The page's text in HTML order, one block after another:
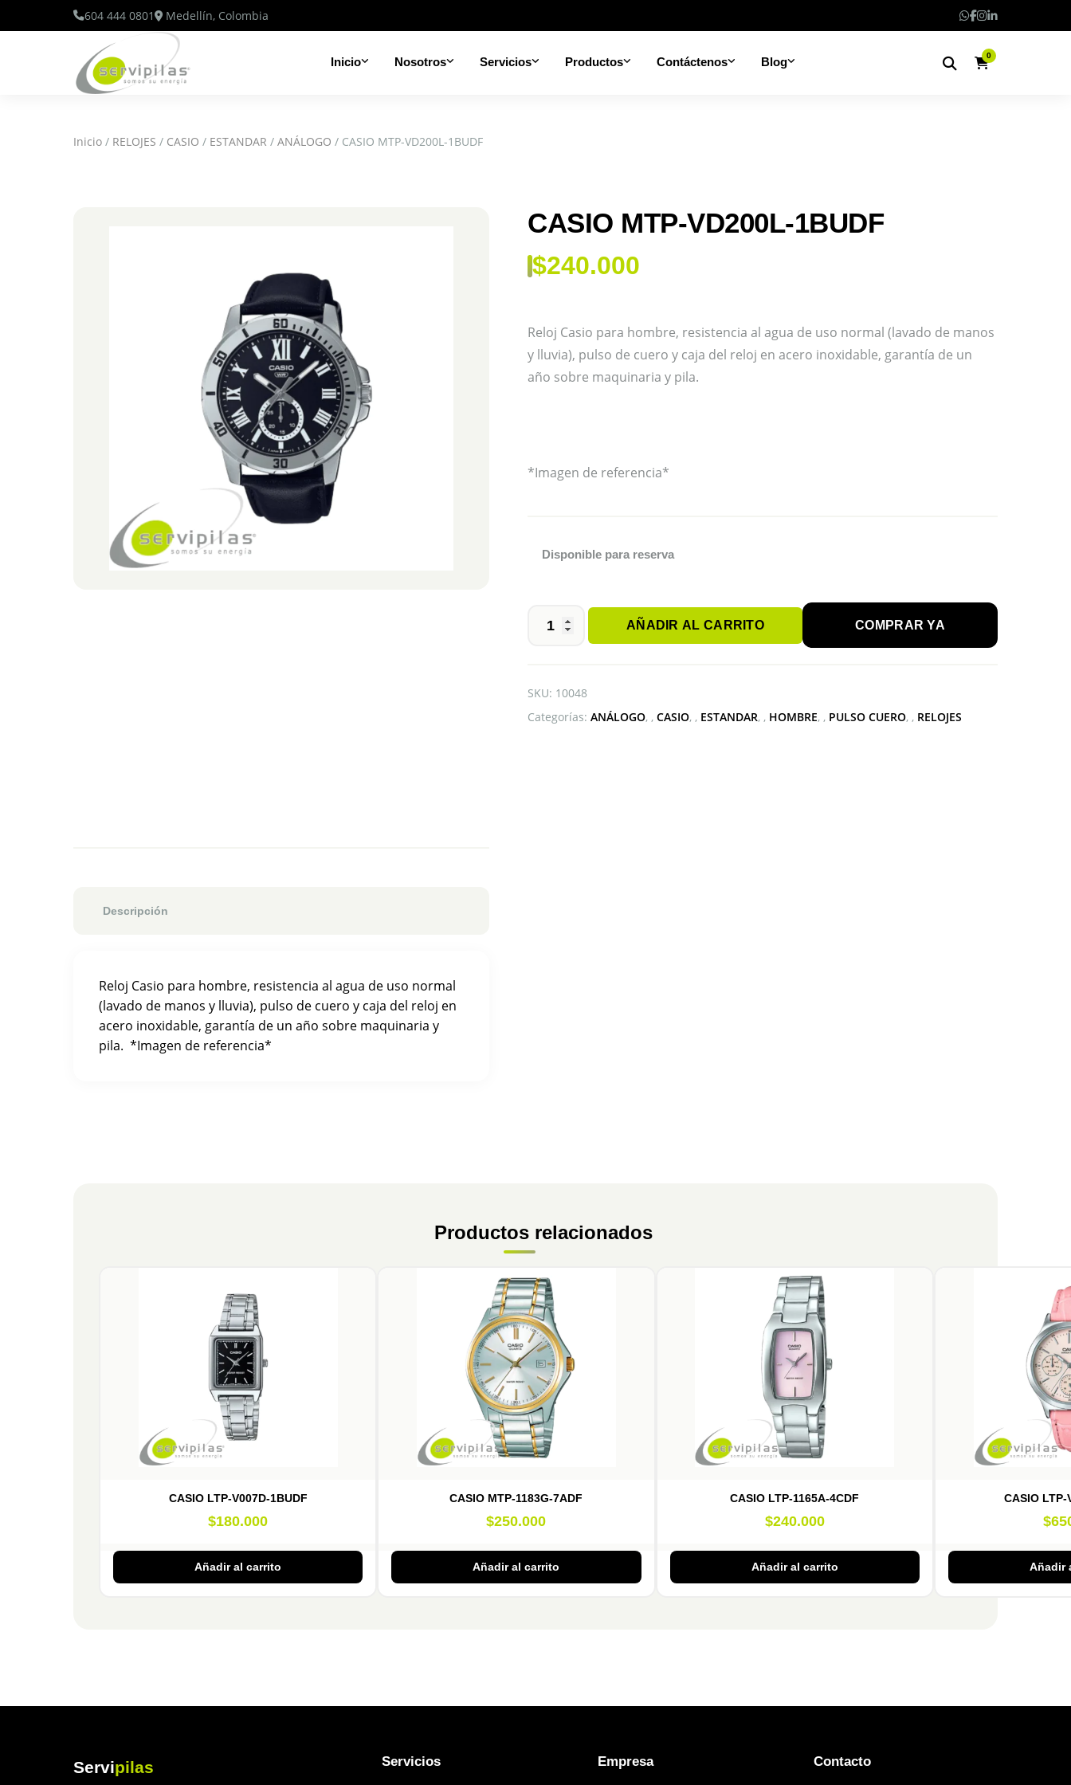
604 444 0801 Medellín, Colombia
Inicio Nosotros Servicios Productos Contáctenos Blog 0
Inicio / RELOJES / CASIO / ESTANDAR / ANÁLOGO / CASIO MTP-VD200L-1BUDF
CASIO MTP-VD200L-1BUDF
$240.000
Reloj Casio para hombre, resistencia al agua de uso normal (lavado de manos
y lluvia), pulso de cuero y caja del reloj en acero inoxidable, garantía de un
año sobre maquinaria y pila.
*Imagen de referencia*
Disponible para reserva
CASIO
cantidad
AÑADIR AL CARRITO COMPRAR YA
SKU: 10048
Categorías: ANÁLOGO , CASIO , ESTANDAR , HOMBRE , PULSO CUERO , RELOJES
Descripción
Reloj Casio para hombre, resistencia al agua de uso normal
(lavado de manos y lluvia), pulso de cuero y caja del reloj en
acero inoxidable, garantía de un año sobre maquinaria y
pila. *Imagen de referencia*
Productos relacionados
CASIO LTP-V007D-1BUDF
$180.000
Añadir al carrito
CASIO MTP-1183G-7ADF
$250.000
Añadir al carrito
CASIO LTP-1165A-4CDF
$240.000
Añadir al carrito
CASIO
$
Añadir
Servipilas Servicios Empresa Contacto